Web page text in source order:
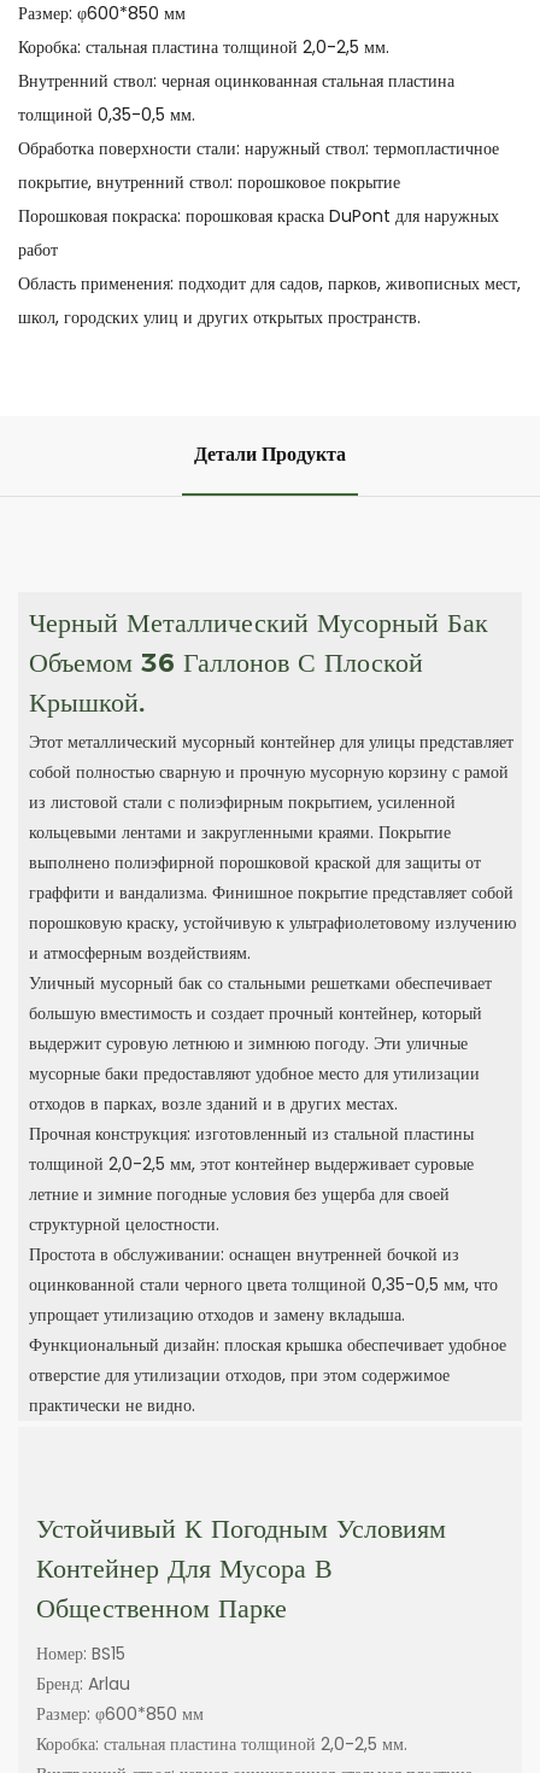
Размер: φ600*850 мм
Коробка: стальная пластина толщиной 2,0-2,5 мм.
Внутренний ствол: черная оцинкованная стальная пластина
толщиной 0,35-0,5 мм.
Обработка поверхности стали: наружный ствол: термопластичное
покрытие, внутренний ствол: порошковое покрытие
Порошковая покраска: порошковая краска DuPont для наружных
работ
Область применения: подходит для садов, парков, живописных мест,
школ, городских улиц и других открытых пространств.
Детали Продукта
Черный Металлический Мусорный Бак
Объемом 36 Галлонов С Плоской
Крышкой.
Этот металлический мусорный контейнер для улицы представляет
собой полностью сварную и прочную мусорную корзину с рамой
из листовой стали с полиэфирным покрытием, усиленной
кольцевыми лентами и закругленными краями. Покрытие
выполнено полиэфирной порошковой краской для защиты от
граффити и вандализма. Финишное покрытие представляет собой
порошковую краску, устойчивую к ультрафиолетовому излучению
и атмосферным воздействиям.
Уличный мусорный бак со стальными решетками обеспечивает
большую вместимость и создает прочный контейнер, который
выдержит суровую летнюю и зимнюю погоду. Эти уличные
мусорные баки предоставляют удобное место для утилизации
отходов в парках, возле зданий и в других местах.
Прочная конструкция: изготовленный из стальной пластины
толщиной 2,0-2,5 мм, этот контейнер выдерживает суровые
летние и зимние погодные условия без ущерба для своей
структурной целостности.
Простота в обслуживании: оснащен внутренней бочкой из
оцинкованной стали черного цвета толщиной 0,35-0,5 мм, что
упрощает утилизацию отходов и замену вкладыша.
Функциональный дизайн: плоская крышка обеспечивает удобное
отверстие для утилизации отходов, при этом содержимое
практически не видно.
Устойчивый К Погодным Условиям
Контейнер Для Мусора В
Общественном Парке
Номер: BS15
Бренд: Arlau
Размер: φ600*850 мм
Коробка: стальная пластина толщиной 2,0-2,5 мм.